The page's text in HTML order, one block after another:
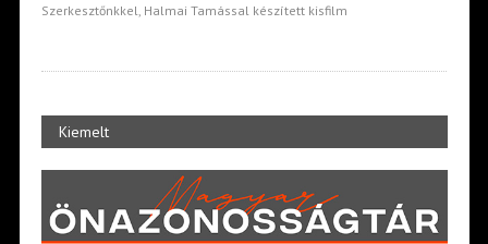
Szerkesztőnkkel, Halmai Tamással készített kisfilm
Kiemelt